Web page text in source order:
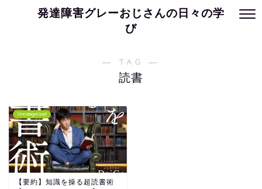
発達障害グレーおじさんの日々の学
び
― TAG ―
読書
Uncategorized
【要約】知識を操る超読書術